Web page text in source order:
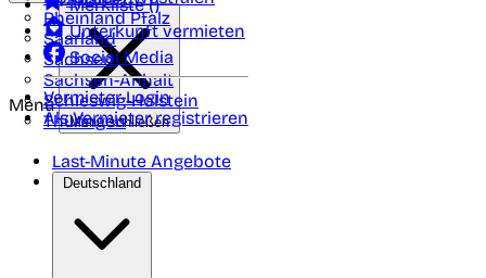
Rheinland Pfalz
Saarland
Sachsen
Sachsen-Anhalt
Schleswig-Holstein
Thüringen
Merkliste ()
Unterkunft vermieten
Social Media
Vermieter-Login
Als Vermieter registrieren
Menü
Menü schließen
Last-Minute Angebote
Deutschland